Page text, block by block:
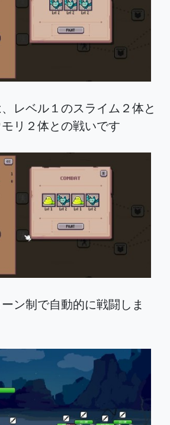
レベル１のスライム２体と
リ２体との戦いです
ン制で自動的に戦闘しま